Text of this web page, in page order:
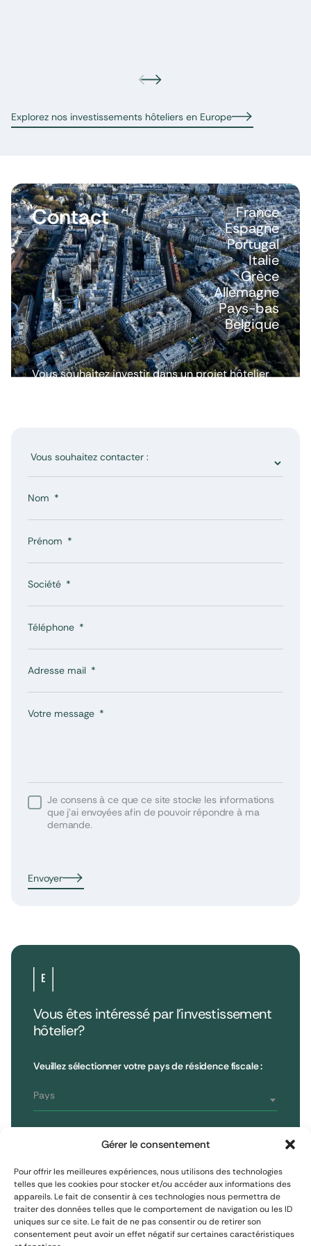
Gérer le consentement
Pour offrir les meilleures expériences, nous utilisons des technologies
telles que les cookies pour stocker et/ou accéder aux informations des
appareils. Le fait de consentir à ces technologies nous permettra de
traiter des données telles que le comportement de navigation ou les ID
uniques sur ce site. Le fait de ne pas consentir ou de retirer son
consentement peut avoir un effet négatif sur certaines caractéristiques
Explorez nos investissements hôteliers en Europe
Contact
France
Espagne
Portugal
Italie
Grèce
Allemagne
Pays-bas
Belgique
Vous souhaitez investir dans un projet hôtelier
Nom
Prénom
Société
Téléphone
Adresse mail
Votre message
Je consens à ce que ce site stocke les informations
que j’ai envoyées afin de pouvoir répondre à ma
demande.
Envoyer
Vous êtes intéressé par l’investissement
hôtelier?
Veuillez sélectionner votre pays de résidence fiscale :
Pays
Investisseur assimilé professionnel
75008 Paris, France
T : 01 53 96 52 50
S'inscrire à la newsletter
S'inscrire
Reporting